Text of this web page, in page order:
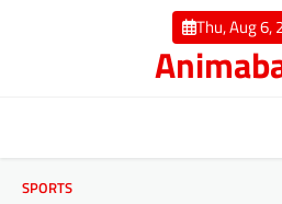
Thu, Aug 6,
SPORTS